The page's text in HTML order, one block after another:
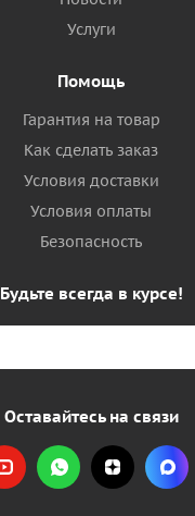
Услуги
Помощь
Гарантия на товар
Как сделать заказ
Условия доставки
Условия оплаты
Безопасность
Будьте всегда в курсе!
Оставайтесь на связи